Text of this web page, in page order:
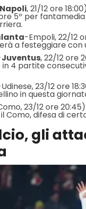
Napoli, 21/12 ore
5º per
-Empoli, 22/12
a festeggiare
Juventus, 22/12 ore
4 partite
23/12 ore
in questa
23/12 ore
Como, difesa di
gli